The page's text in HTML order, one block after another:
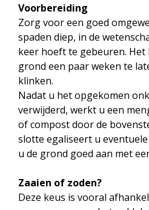
Voorbereiding
Zorg voor een goed
spaden diep, in de
keer hoeft te gebeuren. Het
grond een paar weken te
klinken.
Nadat u het opgekomen
verwijderd, werkt u een
of compost door de
slotte egaliseert u
u de grond goed aan met
Zaaien of zoden?
Deze keus is vooral